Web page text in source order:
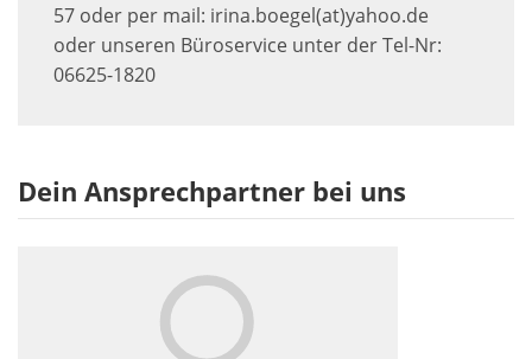
57 oder per mail: irina.boegel(at)yahoo.de
oder unseren Büroservice unter der Tel-Nr:
06625-1820
Dein Ansprechpartner bei uns